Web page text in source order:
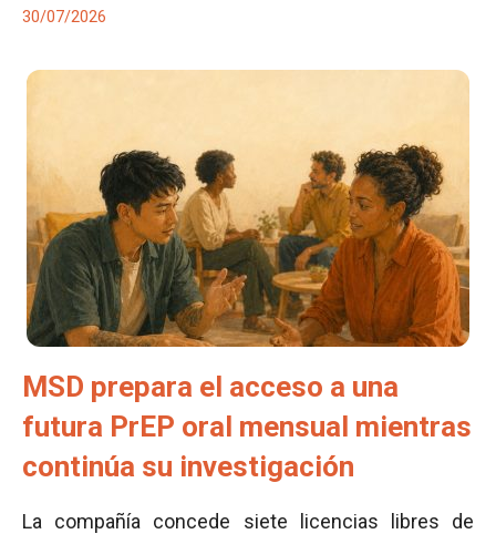
30/07/2026
MSD prepara el acceso a una
futura PrEP oral mensual mientras
continúa su investigación
La compañía concede siete licencias libres de